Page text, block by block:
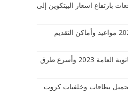
بارتفاع اسعار البيتكوين إلى
اختبارات القدرات 2023 مواعيد وأماكن التقديم
موعد ظهور نتيجة الثانوية العامة 2023 وأسرع طرق
رمضان 2023 تحميل بطاقات وخلفيات كروت